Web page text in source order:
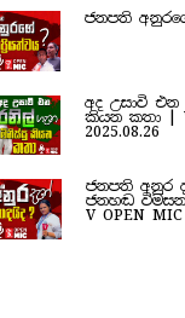
ජනපති
අද උසාවි
කියන කතා | V
2025.08.26
ජනපති අනුර
ජනහඬ
V OPEN MIC